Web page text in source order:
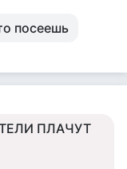
посеешь
ПЛАЧУТ